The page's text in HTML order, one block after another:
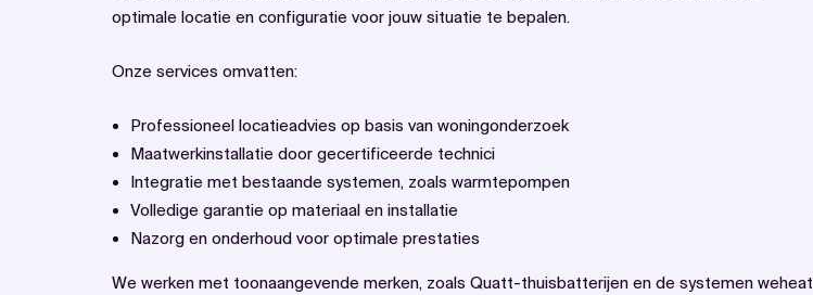
optimale locatie en configuratie voor jouw situatie te bepalen.
Onze services omvatten:
Professioneel locatieadvies op basis van woningonderzoek
Maatwerkinstallatie door gecertificeerde technici
Integratie met bestaande systemen, zoals warmtepompen
Volledige garantie op materiaal en installatie
Nazorg en onderhoud voor optimale prestaties
We werken met toonaangevende merken, zoals Quatt-thuisbatterijen en de systemen weheat